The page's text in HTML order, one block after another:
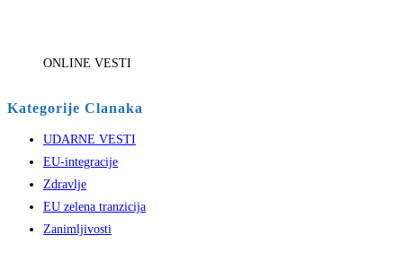
ONLINE VESTI
Kategorije Clanaka
UDARNE VESTI
EU-integracije
Zdravlje
EU zelena tranzicija
Zanimljivosti